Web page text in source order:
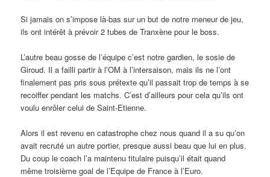
Si jamais on s’impose là-bas sur un but de notre meneur de jeu,
ils ont intérêt à prévoir 2 tubes de Tranxène pour le boss.
L’autre beau gosse de l’équipe c’est notre gardien, le sosie de
Giroud. Il a failli partir à l’OM à l’intersaison, mais ils ne l’ont
finalement pas pris sous prétexte qu’il passait trop de temps à se
recoiffer pendant les matchs. C’est d’ailleurs pour cela qu’ils ont
voulu enrôler celui de Saint-Etienne.
Alors il est revenu en catastrophe chez nous quand il a su qu’on
avait recruté un autre portier, presque aussi beau que lui en plus.
Du coup le coach l’a maintenu titulaire puisqu’il était quand
même troisième goal de l’Equipe de France à l’Euro.